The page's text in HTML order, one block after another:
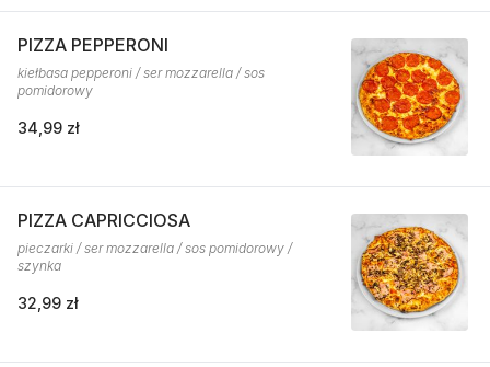
PIZZA PEPPERONI
kiełbasa pepperoni / ser mozzarella / sos
pomidorowy
34,99 zł
PIZZA CAPRICCIOSA
pieczarki / ser mozzarella / sos pomidorowy /
szynka
32,99 zł